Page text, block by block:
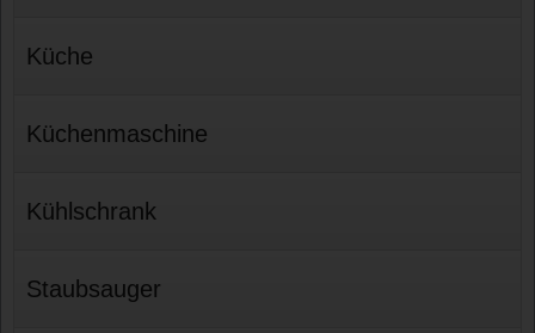
Küche
Küchenmaschine
Kühlschrank
Staubsauger